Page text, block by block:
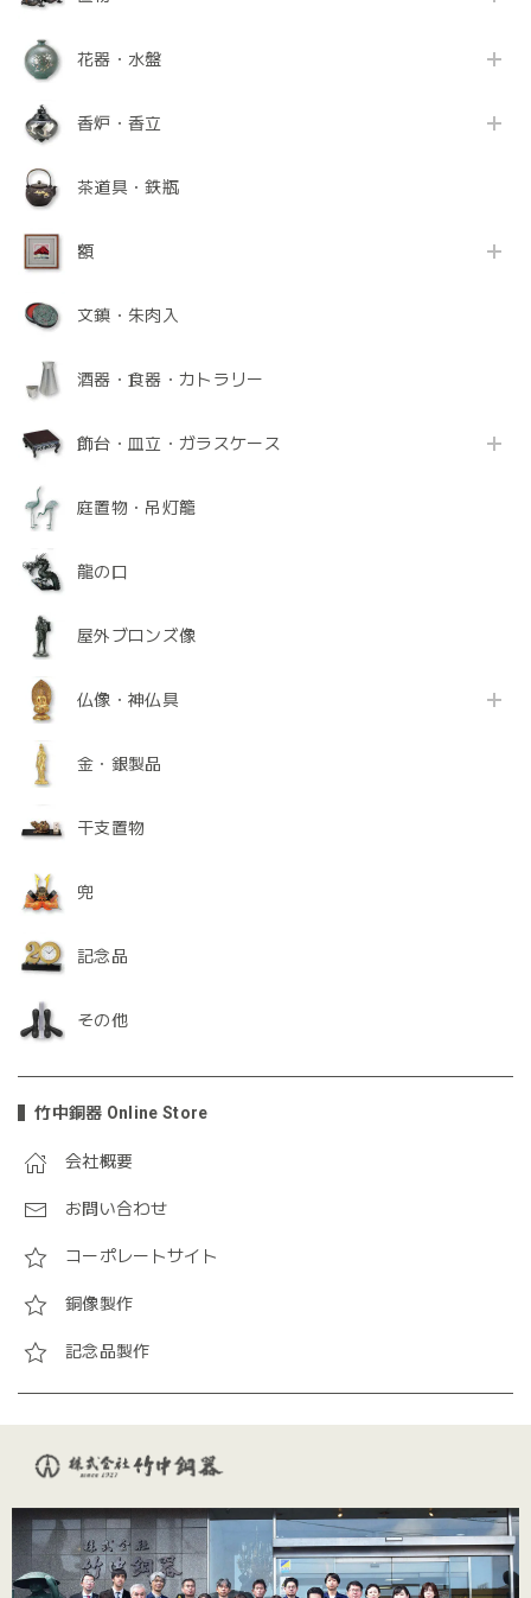
花器・水盤
香炉・香立
茶道具・鉄瓶
額
文鎮・朱肉入
酒器・食器・カトラリー
飾台・皿立・ガラスケース
庭置物・吊灯籠
龍の口
屋外ブロンズ像
仏像・神仏具
金・銀製品
干支置物
兜
記念品
その他
竹中銅器 Online Store
会社概要
お問い合わせ
コーポレートサイト
銅像製作
記念品製作